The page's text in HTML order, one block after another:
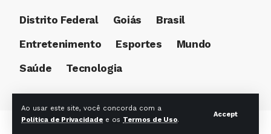
Ao usar este site, você concorda com a
Política de Privacidade e os Termos de Uso.
Accept
Distrito Federal Goiás
Brasil
Entretenimento
Esportes
Mundo
Saúde
Tecnologia
© Foxiz News Network. Ruby Design Company. All Rights Reserved.